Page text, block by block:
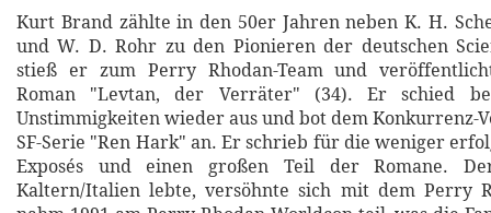
Kurt Brand zählte in den 50er Jahren neben K. H.
und W. D. Rohr zu den Pionieren der deutschen
stieß er zum Perry Rhodan-Team und
Roman "Levtan, der Verräter" (34). Er schied
Unstimmigkeiten wieder aus und bot dem Konkurrenz-
SF-Serie "Ren Hark" an. Er schrieb für die weniger
Exposés und einen großen Teil der Romane.
Kaltern/Italien lebte, versöhnte sich mit dem Perry